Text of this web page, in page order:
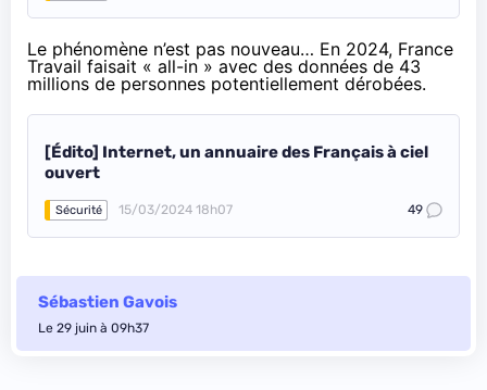
Le phénomène n’est pas nouveau… En 2024, France
Travail faisait « all-in » avec des données de 43
millions de personnes potentiellement dérobées.
[Édito] Internet, un annuaire des Français à ciel
ouvert
Sécurité 15/03/2024 18h07 49
Sébastien Gavois
Le 29 juin à 09h37